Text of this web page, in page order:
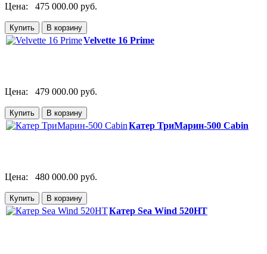
Цена: 475 000.00 руб.
Velvette 16 Prime
Цена: 479 000.00 руб.
Катер ТриМарин-500 Cabin
Цена: 480 000.00 руб.
Катер Sea Wind 520HT